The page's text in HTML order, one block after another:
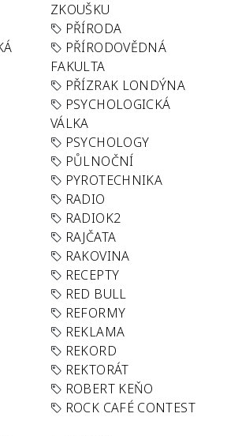
ZKOUŠKU
PŘÍRODA
PŘÍRODOVĚDNÁ
FAKULTA
PŘÍZRAK LONDÝNA
PSYCHOLOGICKÁ
VÁLKA
PSYCHOLOGY
PŮLNOČNÍ
PYROTECHNIKA
RADIO
RADIOK2
RAJČATA
RAKOVINA
RECEPTY
RED BULL
REFORMY
REKLAMA
REKORD
REKTORÁT
ROBERT KEŇO
ROCK CAFÉ CONTEST